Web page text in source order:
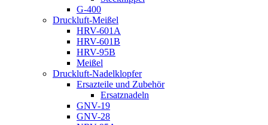
G-400
Druckluft-Meißel
HRV-601A
HRV-601B
HRV-95B
Meißel
Druckluft-Nadelklopfer
Ersazteile und Zubehör
Ersatznadeln
GNV-19
GNV-28